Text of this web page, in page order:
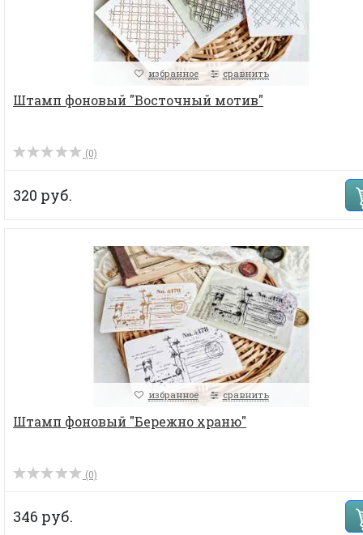
избранное сравнить
Штамп фоновый "Восточный мотив"
(0)
320 руб.
избранное сравнить
Штамп фоновый "Бережно храню"
(0)
346 руб.